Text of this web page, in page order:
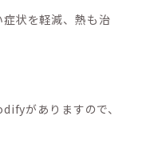
状を軽減、熱も治
がありますので、